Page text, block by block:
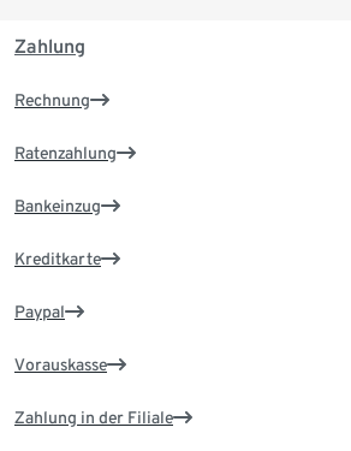
Zahlung
Rechnung
Ratenzahlung
Bankeinzug
Kreditkarte
Paypal
Vorauskasse
Zahlung in der Filiale